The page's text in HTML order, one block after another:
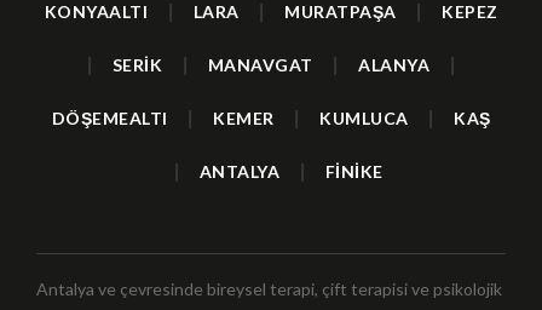
KONYAALTI LARA MURATPAŞA KEPEZ
SERİK MANAVGAT ALANYA
DÖŞEMEALTI KEMER KUMLUCA KAŞ
ANTALYA FİNİKE
Antalya ve çevresinde bireysel terapi, çift terapisi ve psikolojik